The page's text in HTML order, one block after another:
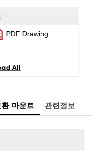
PDF Drawing
All
환 마운트 관련정보